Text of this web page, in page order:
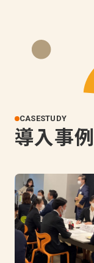
CASESTUDY
導入事例